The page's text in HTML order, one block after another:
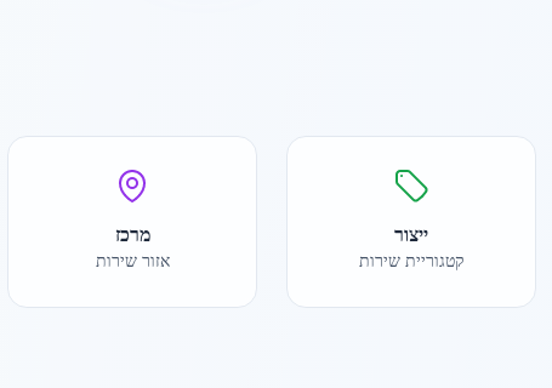
ייצור
קטגוריית שירות
מרכז
אזור שירות